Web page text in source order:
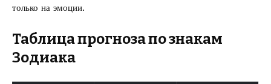
только на эмоции.
Таблица прогноза по знакам
Зодиака